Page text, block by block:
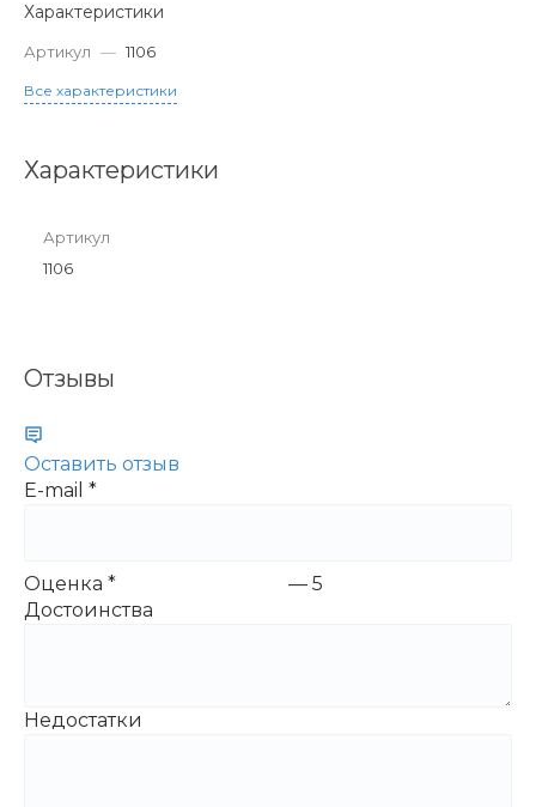
Характеристики
Артикул — 1106
Все характеристики
Характеристики
Артикул
1106
Отзывы
Оставить отзыв
E-mail *
Оценка * — 5
Достоинства
Недостатки